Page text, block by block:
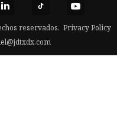
reservados. Privacy Policy